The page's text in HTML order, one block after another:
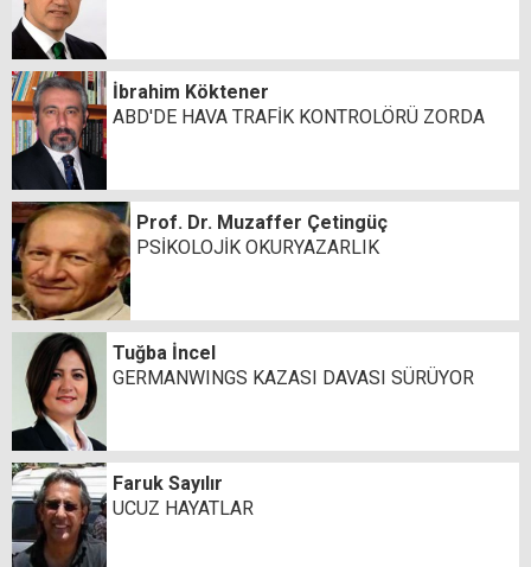
İbrahim Köktener
ABD'DE HAVA TRAFİK KONTROLÖRÜ ZORDA
Prof. Dr. Muzaffer Çetingüç
PSİKOLOJİK OKURYAZARLIK
Tuğba İncel
GERMANWINGS KAZASI DAVASI SÜRÜYOR
Faruk Sayılır
UCUZ HAYATLAR